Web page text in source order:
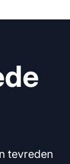
tevreden